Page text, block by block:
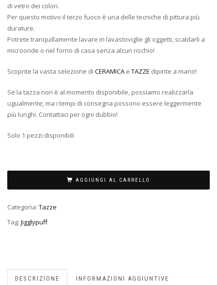
di vetro dei colori.
Per questo motivo il terzo fuoco è una delle tecniche di pittura più
durature.
Potrete tranquillamente lavare in lavastoviglie gli oggetti, scaldarli a
microonde o nel forno di casa senza alcun rischio!
Scoprite la vasta selezione di CERAMICA e TAZZE dipinte a mano!
Se la tazza non è al momento disponibile, possiamo realizzarla
ugualmente, ma i tempi di consegna possono essere leggermente
più lunghi. Contattaci per ogni dubbio!
Solo 1 pezzi disponibili
AGGIUNGI AL CARRELLO
Categoria: Tazze
Tag: Jigglypuff
DESCRIZIONE INFORMAZIONI AGGIUNTIVE